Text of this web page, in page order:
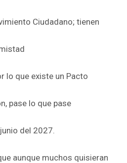
Ciudadano; tienen
lo que existe un Pacto
pase lo que pase
del 2027.
aunque muchos quisieran